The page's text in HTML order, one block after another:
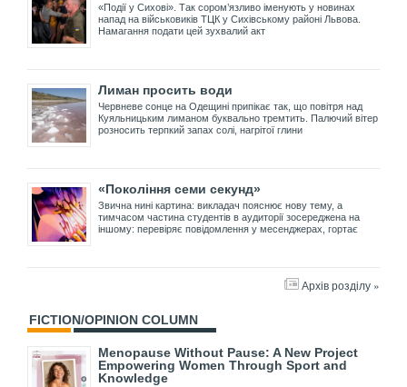
«Події у Сихові». Так сором’язливо іменують у новинах
напад на військовиків ТЦК у Сихівському районі Львова.
Намагання подати цей зухвалий акт
Лиман просить води
Червневе сонце на Одещині припікає так, що повітря над
Куяльницьким лиманом буквально тремтить. Палючий вітер
розносить терпкий запах солі, нагрітої глини
«Покоління семи секунд»
Звична нині картина: викладач пояснює нову тему, а
тимчасом частина студентів в аудиторії зосереджена на
іншому: перевіряє повідомлення у месенджерах, гортає
Архів розділу »
FICTION/OPINION COLUMN
Menopause Without Pause: A New Project
Empowering Women Through Sport and
Knowledge